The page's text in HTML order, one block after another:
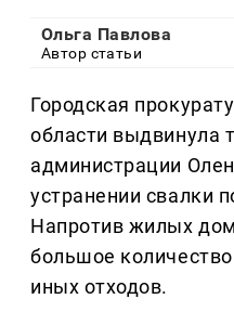
Ольга Павлова
Автор статьи
Городская
области выдвинула
администрации
устранении свалки
Напротив жилых
большое
иных отходов.